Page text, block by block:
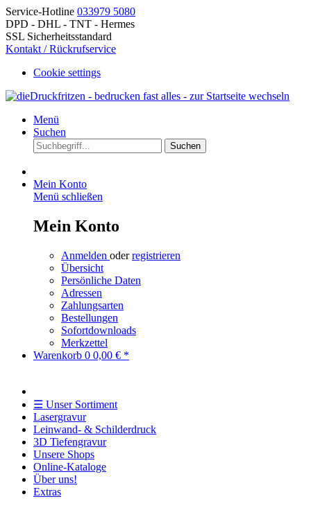
Service-Hotline 033979 5080
DPD - DHL - TNT - Hermes
SSL Sicherheitsstandard
Kontakt / Rückrufservice
Cookie settings
Menü
Suchen
Suchen
Mein Konto
Menü schließen
Mein Konto
Anmelden oderregistrieren
Übersicht
Persönliche Daten
Adressen
Zahlungsarten
Bestellungen
Sofortdownloads
Merkzettel
Warenkorb 0 0,00 € *
☰ Unser Sortiment
Lasergravur
Leinwand- & Schilderdruck
3D Tiefengravur
Unsere Shops
Online-Kataloge
Über uns!
Extras